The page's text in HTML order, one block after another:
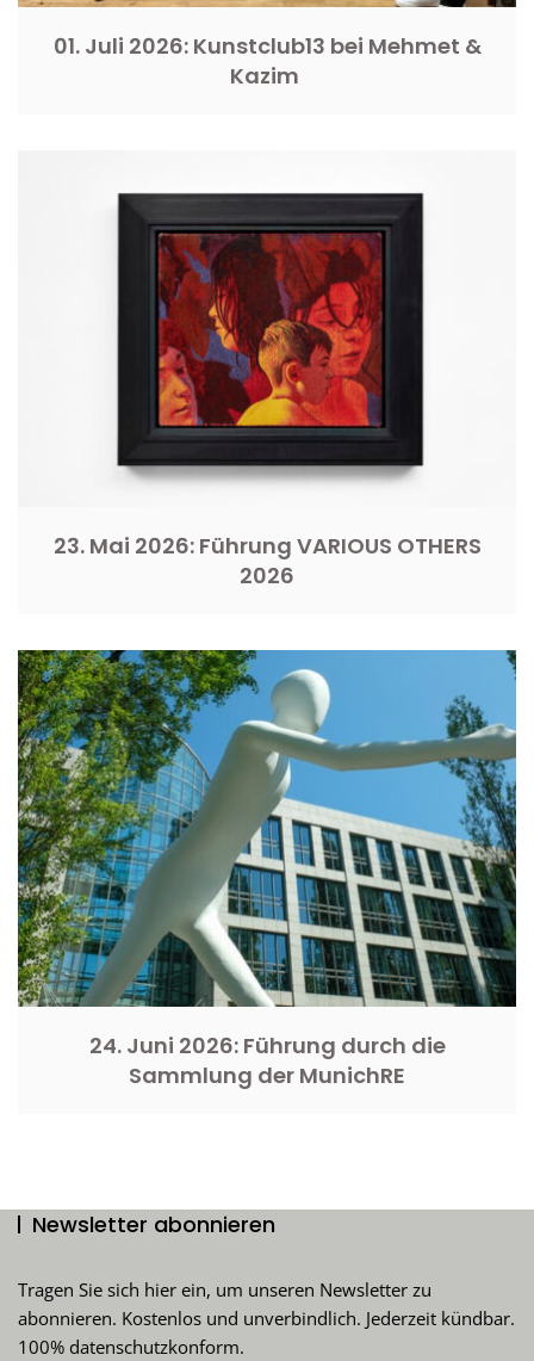
01. Juli 2026: Kunstclub13 bei Mehmet &
Kazim
23. Mai 2026: Führung VARIOUS OTHERS
2026
24. Juni 2026: Führung durch die
Sammlung der MunichRE
Newsletter abonnieren
Tragen Sie sich hier ein, um unseren Newsletter zu
abonnieren. Kostenlos und unverbindlich. Jederzeit kündbar.
100% datenschutzkonform.